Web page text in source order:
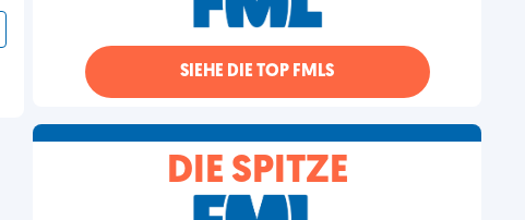
SIEHE DIE TOP FMLS
DIE SPITZE